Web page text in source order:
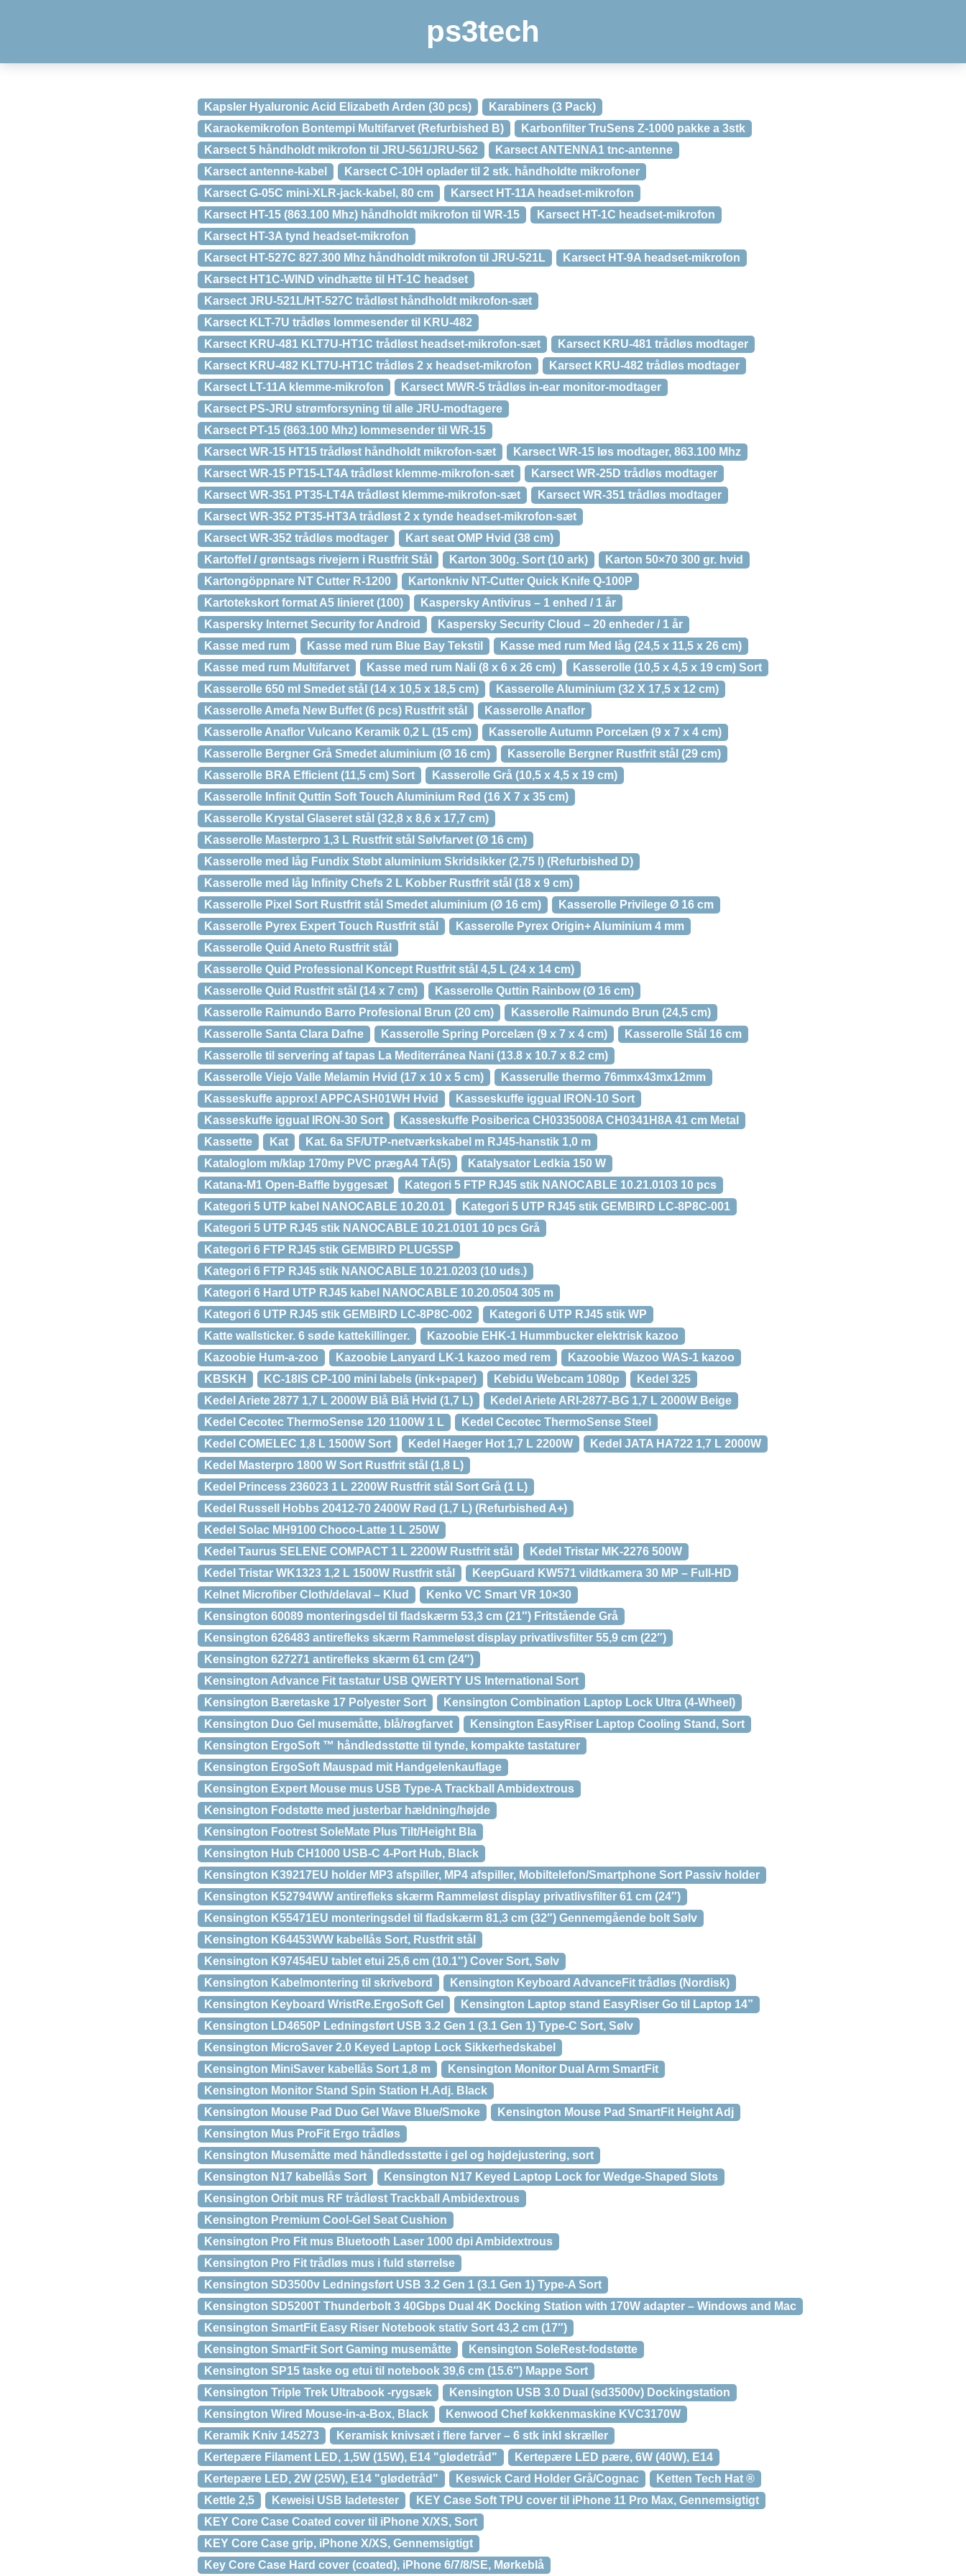
ps3tech
Kapsler Hyaluronic Acid Elizabeth Arden (30 pcs)
Karabiners (3 Pack)
Karaokemikrofon Bontempi Multifarvet (Refurbished B)
Karbonfilter TruSens Z-1000 pakke a 3stk
Karsect 5 håndholdt mikrofon til JRU-561/JRU-562
Karsect ANTENNA1 tnc-antenne
Karsect antenne-kabel
Karsect C-10H oplader til 2 stk. håndholdte mikrofoner
Karsect G-05C mini-XLR-jack-kabel, 80 cm
Karsect HT-11A headset-mikrofon
Karsect HT-15 (863.100 Mhz) håndholdt mikrofon til WR-15
Karsect HT-1C headset-mikrofon
Karsect HT-3A tynd headset-mikrofon
Karsect HT-527C 827.300 Mhz håndholdt mikrofon til JRU-521L
Karsect HT-9A headset-mikrofon
Karsect HT1C-WIND vindhætte til HT-1C headset
Karsect JRU-521L/HT-527C trådløst håndholdt mikrofon-sæt
Karsect KLT-7U trådløs lommesender til KRU-482
Karsect KRU-481 KLT7U-HT1C trådløst headset-mikrofon-sæt
Karsect KRU-481 trådløs modtager
Karsect KRU-482 KLT7U-HT1C trådløs 2 x headset-mikrofon
Karsect KRU-482 trådløs modtager
Karsect LT-11A klemme-mikrofon
Karsect MWR-5 trådløs in-ear monitor-modtager
Karsect PS-JRU strømforsyning til alle JRU-modtagere
Karsect PT-15 (863.100 Mhz) lommesender til WR-15
Karsect WR-15 HT15 trådløst håndholdt mikrofon-sæt
Karsect WR-15 løs modtager, 863.100 Mhz
Karsect WR-15 PT15-LT4A trådløst klemme-mikrofon-sæt
Karsect WR-25D trådløs modtager
Karsect WR-351 PT35-LT4A trådløst klemme-mikrofon-sæt
Karsect WR-351 trådløs modtager
Karsect WR-352 PT35-HT3A trådløst 2 x tynde headset-mikrofon-sæt
Karsect WR-352 trådløs modtager
Kart seat OMP Hvid (38 cm)
Kartoffel / grøntsags rivejern i Rustfrit Stål
Karton 300g. Sort (10 ark)
Karton 50×70 300 gr. hvid
Kartongöppnare NT Cutter R-1200
Kartonkniv NT-Cutter Quick Knife Q-100P
Kartotekskort format A5 linieret (100)
Kaspersky Antivirus – 1 enhed / 1 år
Kaspersky Internet Security for Android
Kaspersky Security Cloud – 20 enheder / 1 år
Kasse med rum
Kasse med rum Blue Bay Tekstil
Kasse med rum Med låg (24,5 x 11,5 x 26 cm)
Kasse med rum Multifarvet
Kasse med rum Nali (8 x 6 x 26 cm)
Kasserolle (10,5 x 4,5 x 19 cm) Sort
Kasserolle 650 ml Smedet stål (14 x 10,5 x 18,5 cm)
Kasserolle Aluminium (32 X 17,5 x 12 cm)
Kasserolle Amefa New Buffet (6 pcs) Rustfrit stål
Kasserolle Anaflor
Kasserolle Anaflor Vulcano Keramik 0,2 L (15 cm)
Kasserolle Autumn Porcelæn (9 x 7 x 4 cm)
Kasserolle Bergner Grå Smedet aluminium (Ø 16 cm)
Kasserolle Bergner Rustfrit stål (29 cm)
Kasserolle BRA Efficient (11,5 cm) Sort
Kasserolle Grå (10,5 x 4,5 x 19 cm)
Kasserolle Infinit Quttin Soft Touch Aluminium Rød (16 X 7 x 35 cm)
Kasserolle Krystal Glaseret stål (32,8 x 8,6 x 17,7 cm)
Kasserolle Masterpro 1,3 L Rustfrit stål Sølvfarvet (Ø 16 cm)
Kasserolle med låg Fundix Støbt aluminium Skridsikker (2,75 l) (Refurbished D)
Kasserolle med låg Infinity Chefs 2 L Kobber Rustfrit stål (18 x 9 cm)
Kasserolle Pixel Sort Rustfrit stål Smedet aluminium (Ø 16 cm)
Kasserolle Privilege Ø 16 cm
Kasserolle Pyrex Expert Touch Rustfrit stål
Kasserolle Pyrex Origin+ Aluminium 4 mm
Kasserolle Quid Aneto Rustfrit stål
Kasserolle Quid Professional Koncept Rustfrit stål 4,5 L (24 x 14 cm)
Kasserolle Quid Rustfrit stål (14 x 7 cm)
Kasserolle Quttin Rainbow (Ø 16 cm)
Kasserolle Raimundo Barro Profesional Brun (20 cm)
Kasserolle Raimundo Brun (24,5 cm)
Kasserolle Santa Clara Dafne
Kasserolle Spring Porcelæn (9 x 7 x 4 cm)
Kasserolle Stål 16 cm
Kasserolle til servering af tapas La Mediterránea Nani (13.8 x 10.7 x 8.2 cm)
Kasserolle Viejo Valle Melamin Hvid (17 x 10 x 5 cm)
Kasserulle thermo 76mmx43mx12mm
Kasseskuffe approx! APPCASH01WH Hvid
Kasseskuffe iggual IRON-10 Sort
Kasseskuffe iggual IRON-30 Sort
Kasseskuffe Posiberica CH0335008A CH0341H8A 41 cm Metal
Kassette
Kat
Kat. 6a SF/UTP-netværkskabel m RJ45-hanstik 1,0 m
Kataloglom m/klap 170my PVC prægA4 TÅ(5)
Katalysator Ledkia 150 W
Katana-M1 Open-Baffle byggesæt
Kategori 5 FTP RJ45 stik NANOCABLE 10.21.0103 10 pcs
Kategori 5 UTP kabel NANOCABLE 10.20.01
Kategori 5 UTP RJ45 stik GEMBIRD LC-8P8C-001
Kategori 5 UTP RJ45 stik NANOCABLE 10.21.0101 10 pcs Grå
Kategori 6 FTP RJ45 stik GEMBIRD PLUG5SP
Kategori 6 FTP RJ45 stik NANOCABLE 10.21.0203 (10 uds.)
Kategori 6 Hard UTP RJ45 kabel NANOCABLE 10.20.0504 305 m
Kategori 6 UTP RJ45 stik GEMBIRD LC-8P8C-002
Kategori 6 UTP RJ45 stik WP
Katte wallsticker. 6 søde kattekillinger.
Kazoobie EHK-1 Hummbucker elektrisk kazoo
Kazoobie Hum-a-zoo
Kazoobie Lanyard LK-1 kazoo med rem
Kazoobie Wazoo WAS-1 kazoo
KBSKH
KC-18IS CP-100 mini labels (ink+paper) Kebidu Webcam 1080p
Kedel 325
Kedel Ariete 2877 1,7 L 2000W Blå Blå Hvid (1,7 L)
Kedel Ariete ARI-2877-BG 1,7 L 2000W Beige
Kedel Cecotec ThermoSense 120 1100W 1 L
Kedel Cecotec ThermoSense Steel
Kedel COMELEC 1,8 L 1500W Sort
Kedel Haeger Hot 1,7 L 2200W
Kedel JATA HA722 1,7 L 2000W
Kedel Masterpro 1800 W Sort Rustfrit stål (1,8 L)
Kedel Princess 236023 1 L 2200W Rustfrit stål Sort Grå (1 L)
Kedel Russell Hobbs 20412-70 2400W Rød (1,7 L) (Refurbished A+)
Kedel Solac MH9100 Choco-Latte 1 L 250W
Kedel Taurus SELENE COMPACT 1 L 2200W Rustfrit stål
Kedel Tristar MK-2276 500W
Kedel Tristar WK1323 1,2 L 1500W Rustfrit stål
KeepGuard KW571 vildtkamera 30 MP – Full-HD
Kelnet Microfiber Cloth/delaval – Klud
Kenko VC Smart VR 10×30
Kensington 60089 monteringsdel til fladskærm 53,3 cm (21″) Fritstående Grå
Kensington 626483 antirefleks skærm Rammeløst display privatlivsfilter 55,9 cm (22″)
Kensington 627271 antirefleks skærm 61 cm (24″)
Kensington Advance Fit tastatur USB QWERTY US International Sort
Kensington Bæretaske 17 Polyester Sort
Kensington Combination Laptop Lock Ultra (4-Wheel)
Kensington Duo Gel musemåtte, blå/røgfarvet
Kensington EasyRiser Laptop Cooling Stand, Sort
Kensington ErgoSoft ™ håndledsstøtte til tynde, kompakte tastaturer
Kensington ErgoSoft Mauspad mit Handgelenkauflage
Kensington Expert Mouse mus USB Type-A Trackball Ambidextrous
Kensington Fodstøtte med justerbar hældning/højde
Kensington Footrest SoleMate Plus Tilt/Height Bla
Kensington Hub CH1000 USB-C 4-Port Hub, Black
Kensington K39217EU holder MP3 afspiller, MP4 afspiller, Mobiltelefon/Smartphone Sort Passiv holder
Kensington K52794WW antirefleks skærm Rammeløst display privatlivsfilter 61 cm (24″)
Kensington K55471EU monteringsdel til fladskærm 81,3 cm (32″) Gennemgående bolt Sølv
Kensington K64453WW kabellås Sort, Rustfrit stål
Kensington K97454EU tablet etui 25,6 cm (10.1″) Cover Sort, Sølv
Kensington Kabelmontering til skrivebord
Kensington Keyboard AdvanceFit trådløs (Nordisk)
Kensington Keyboard WristRe.ErgoSoft Gel
Kensington Laptop stand EasyRiser Go til Laptop 14”
Kensington LD4650P Ledningsført USB 3.2 Gen 1 (3.1 Gen 1) Type-C Sort, Sølv
Kensington MicroSaver 2.0 Keyed Laptop Lock Sikkerhedskabel
Kensington MiniSaver kabellås Sort 1,8 m
Kensington Monitor Dual Arm SmartFit
Kensington Monitor Stand Spin Station H.Adj. Black
Kensington Mouse Pad Duo Gel Wave Blue/Smoke
Kensington Mouse Pad SmartFit Height Adj
Kensington Mus ProFit Ergo trådløs
Kensington Musemåtte med håndledsstøtte i gel og højdejustering, sort
Kensington N17 kabellås Sort
Kensington N17 Keyed Laptop Lock for Wedge-Shaped Slots
Kensington Orbit mus RF trådløst Trackball Ambidextrous
Kensington Premium Cool-Gel Seat Cushion
Kensington Pro Fit mus Bluetooth Laser 1000 dpi Ambidextrous
Kensington Pro Fit trådløs mus i fuld størrelse
Kensington SD3500v Ledningsført USB 3.2 Gen 1 (3.1 Gen 1) Type-A Sort
Kensington SD5200T Thunderbolt 3 40Gbps Dual 4K Docking Station with 170W adapter – Windows and Mac
Kensington SmartFit Easy Riser Notebook stativ Sort 43,2 cm (17″)
Kensington SmartFit Sort Gaming musemåtte
Kensington SoleRest-fodstøtte
Kensington SP15 taske og etui til notebook 39,6 cm (15.6″) Mappe Sort
Kensington Triple Trek Ultrabook -rygsæk
Kensington USB 3.0 Dual (sd3500v) Dockingstation
Kensington Wired Mouse-in-a-Box, Black
Kenwood Chef køkkenmaskine KVC3170W
Keramik Kniv 145273
Keramisk knivsæt i flere farver – 6 stk inkl skræller
Kertepære Filament LED, 1,5W (15W), E14 "glødetråd"
Kertepære LED pære, 6W (40W), E14
Kertepære LED, 2W (25W), E14 "glødetråd"
Keswick Card Holder Grå/Cognac
Ketten Tech Hat ®
Kettle 2,5
Keweisi USB ladetester
KEY Case Soft TPU cover til iPhone 11 Pro Max, Gennemsigtigt
KEY Core Case Coated cover til iPhone X/XS, Sort
KEY Core Case grip, iPhone X/XS, Gennemsigtigt
Key Core Case Hard cover (coated), iPhone 6/7/8/SE, Mørkeblå